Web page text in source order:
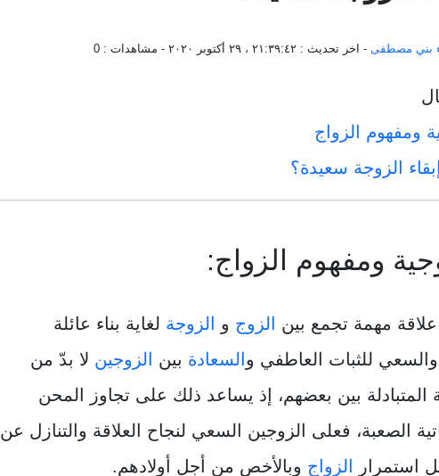
بني مصطفى - اخر تحديث : ٢١:٣٩:٤٢ ، ٢٩ أكتوبر ٢٠٢٠ - مشاهدات : 0
ومفهوم الزواج
الزوجة سعيدة؟
ومفهوم الزواج:
مهمة تجمع بين الزوج و الزوجة لغاية بناء عائلة
والسعي للثبات العاطفي و السعادة بين الزوجين لا بدّ من
المتبادلة بين بعضهم، إذ يساعد ذلك على تجاوز المحن
الصعبة، فعلى الزوجين السعي لنجاح العلاقة والتنازل عن
استمرار
الزواج وبالأخص من أجل أولادهم.